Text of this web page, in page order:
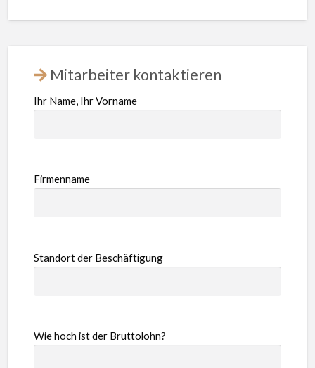
Mitarbeiter kontaktieren
Ihr Name, Ihr Vorname
Firmenname
Standort der Beschäftigung
Wie hoch ist der Bruttolohn?